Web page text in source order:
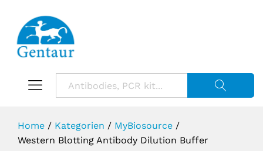
Home / Kategorien / MyBiosource /
Western Blotting Antibody Dilution Buffer